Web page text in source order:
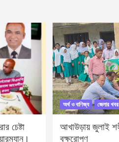
চেষ্টা
অর্থ ও বাণিজ্য জেলার খবর
আখাউড়ায় জুলাই
বৃক্ষরোপণ